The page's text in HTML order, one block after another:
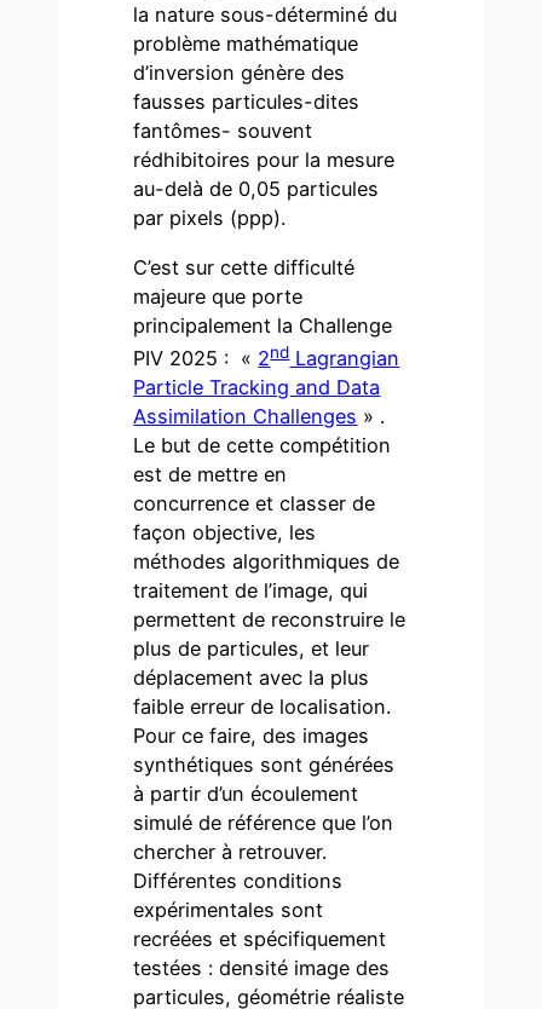
la nature sous-déterminé du
problème mathématique
d’inversion génère des
fausses particules-dites
fantômes- souvent
rédhibitoires pour la mesure
au-delà de 0,05 particules
par pixels (ppp).
C’est sur cette difficulté
majeure que porte
principalement la Challenge
PIV 2025 : « 2ndLagrangian
Particle Tracking and Data
Assimilation Challenges » .
Le but de cette compétition
est de mettre en
concurrence et classer de
façon objective, les
méthodes algorithmiques de
traitement de l’image, qui
permettent de reconstruire le
plus de particules, et leur
déplacement avec la plus
faible erreur de localisation.
Pour ce faire, des images
synthétiques sont générées
à partir d’un écoulement
simulé de référence que l’on
chercher à retrouver.
Différentes conditions
expérimentales sont
recréées et spécifiquement
testées : densité image des
particules, géométrie réaliste